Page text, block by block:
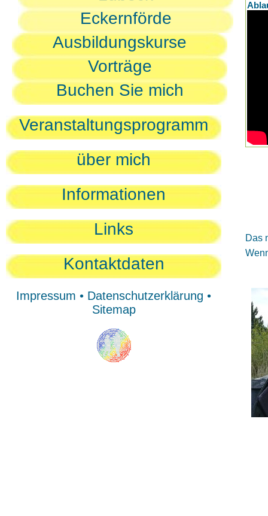
Eckernförde
Ausbildungskurse
Vorträge
Buchen Sie mich
Veranstaltungsprogramm
über mich
Informationen
Links
Kontaktdaten
Impressum • Datenschutzerklärung •
Sitemap
Das